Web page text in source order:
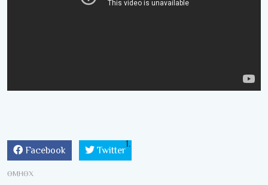
Facebook Twitter
ӨМНӨХ